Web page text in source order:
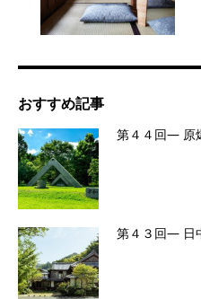
おすすめ記事
第４４回― 原
第４３回― 日